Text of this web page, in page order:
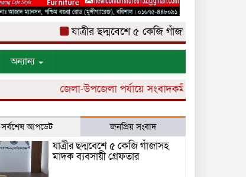
যাত্রীর ছদ্মবেশে ৫ কেজি গাঁজাসহ মাদক ব্যবসায়ী
অন্যান্য
জেলা-উপজেলা পর্যায়ে সংবাদকর্মী নিয়োগ চলছে।
সর্বশেষ আপডেট জনপ্রিয় সংবাদ
যাত্রীর ছদ্মবেশে ৫ কেজি গাঁজাসহ
মাদক ব্যবসায়ী গ্রেফতার